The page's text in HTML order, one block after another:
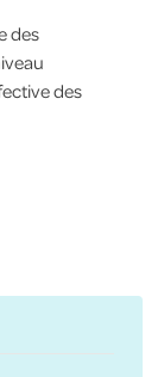
des
des